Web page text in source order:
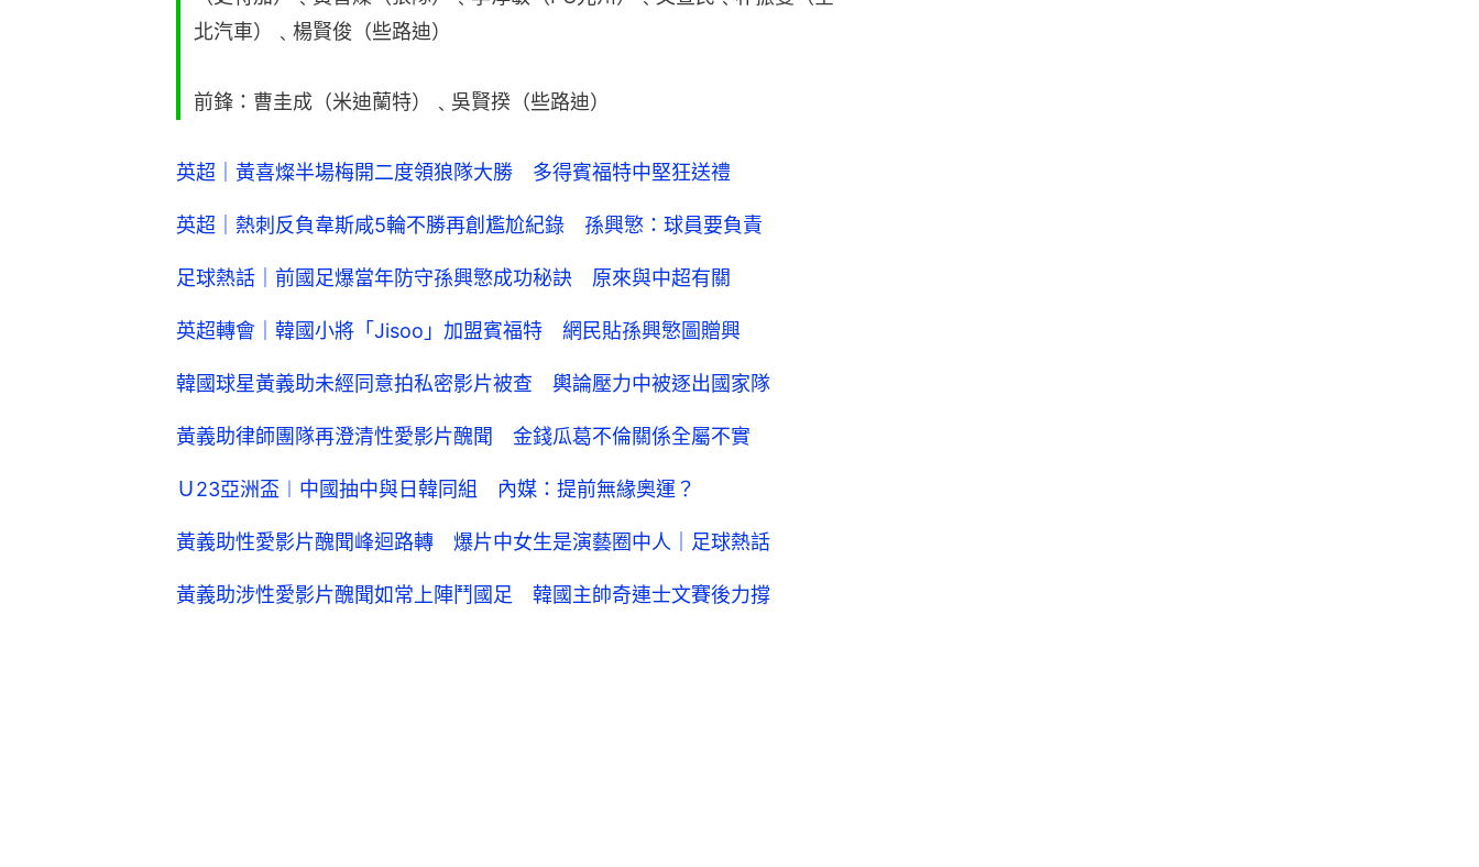
北汽車）﹑楊賢俊（些路迪）
前鋒：曹圭成（米迪蘭特）﹑吳賢揆（些路迪）
英超｜黃喜燦半場梅開二度領狼隊大勝 多得賓福特中堅狂送禮
英超｜熱刺反負韋斯咸5輪不勝再創尷尬紀錄 孫興慜：球員要負責
足球熱話｜前國足爆當年防守孫興慜成功秘訣 原來與中超有關
英超轉會｜韓國小將「Jisoo」加盟賓福特 網民貼孫興慜圖贈興
韓國球星黃義助未經同意拍私密影片被查 輿論壓力中被逐出國家隊
黃義助律師團隊再澄清性愛影片醜聞 金錢瓜葛不倫關係全屬不實
Ｕ23亞洲盃︱中國抽中與日韓同組 內媒：提前無緣奧運？
黃義助性愛影片醜聞峰迴路轉 爆片中女生是演藝圈中人｜足球熱話
黃義助涉性愛影片醜聞如常上陣鬥國足 韓國主帥奇連士文賽後力撐